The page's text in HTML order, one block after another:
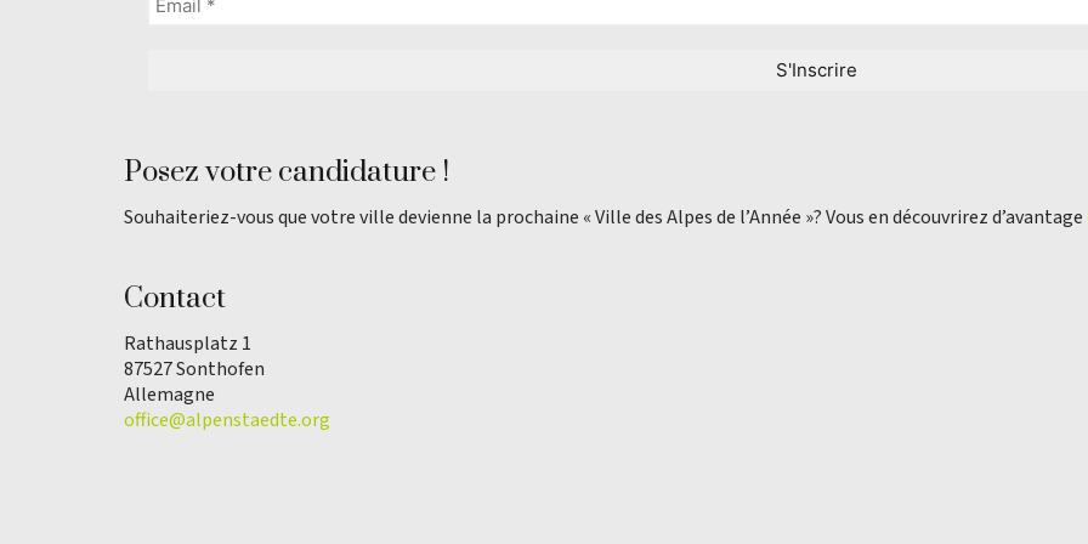
Posez votre candidature !
Souhaiteriez-vous que votre ville devienne la prochaine « Ville des Alpes de l’Année »? Vous en découvrirez d’avantage
Contact
Rathausplatz 1
87527 Sonthofen
Allemagne
office@alpenstaedte.org